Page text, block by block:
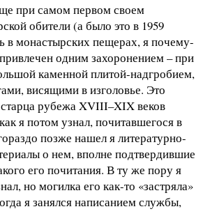
при самом первом своем
обители (а было это в 1959
в монастырских пещерах, я почему-
одним захоронением – при
каменной плитой-надгробием,
висящими в изголовье. Это
рубежа XVIII–XIX веков
я потом узнал, почитавшегося в
позже нашел я литературно-
о нем, вполне подтвердившие
его почитания. В ту же пору я
но могилка его как-то «застряла»
я занялся написанием службы,